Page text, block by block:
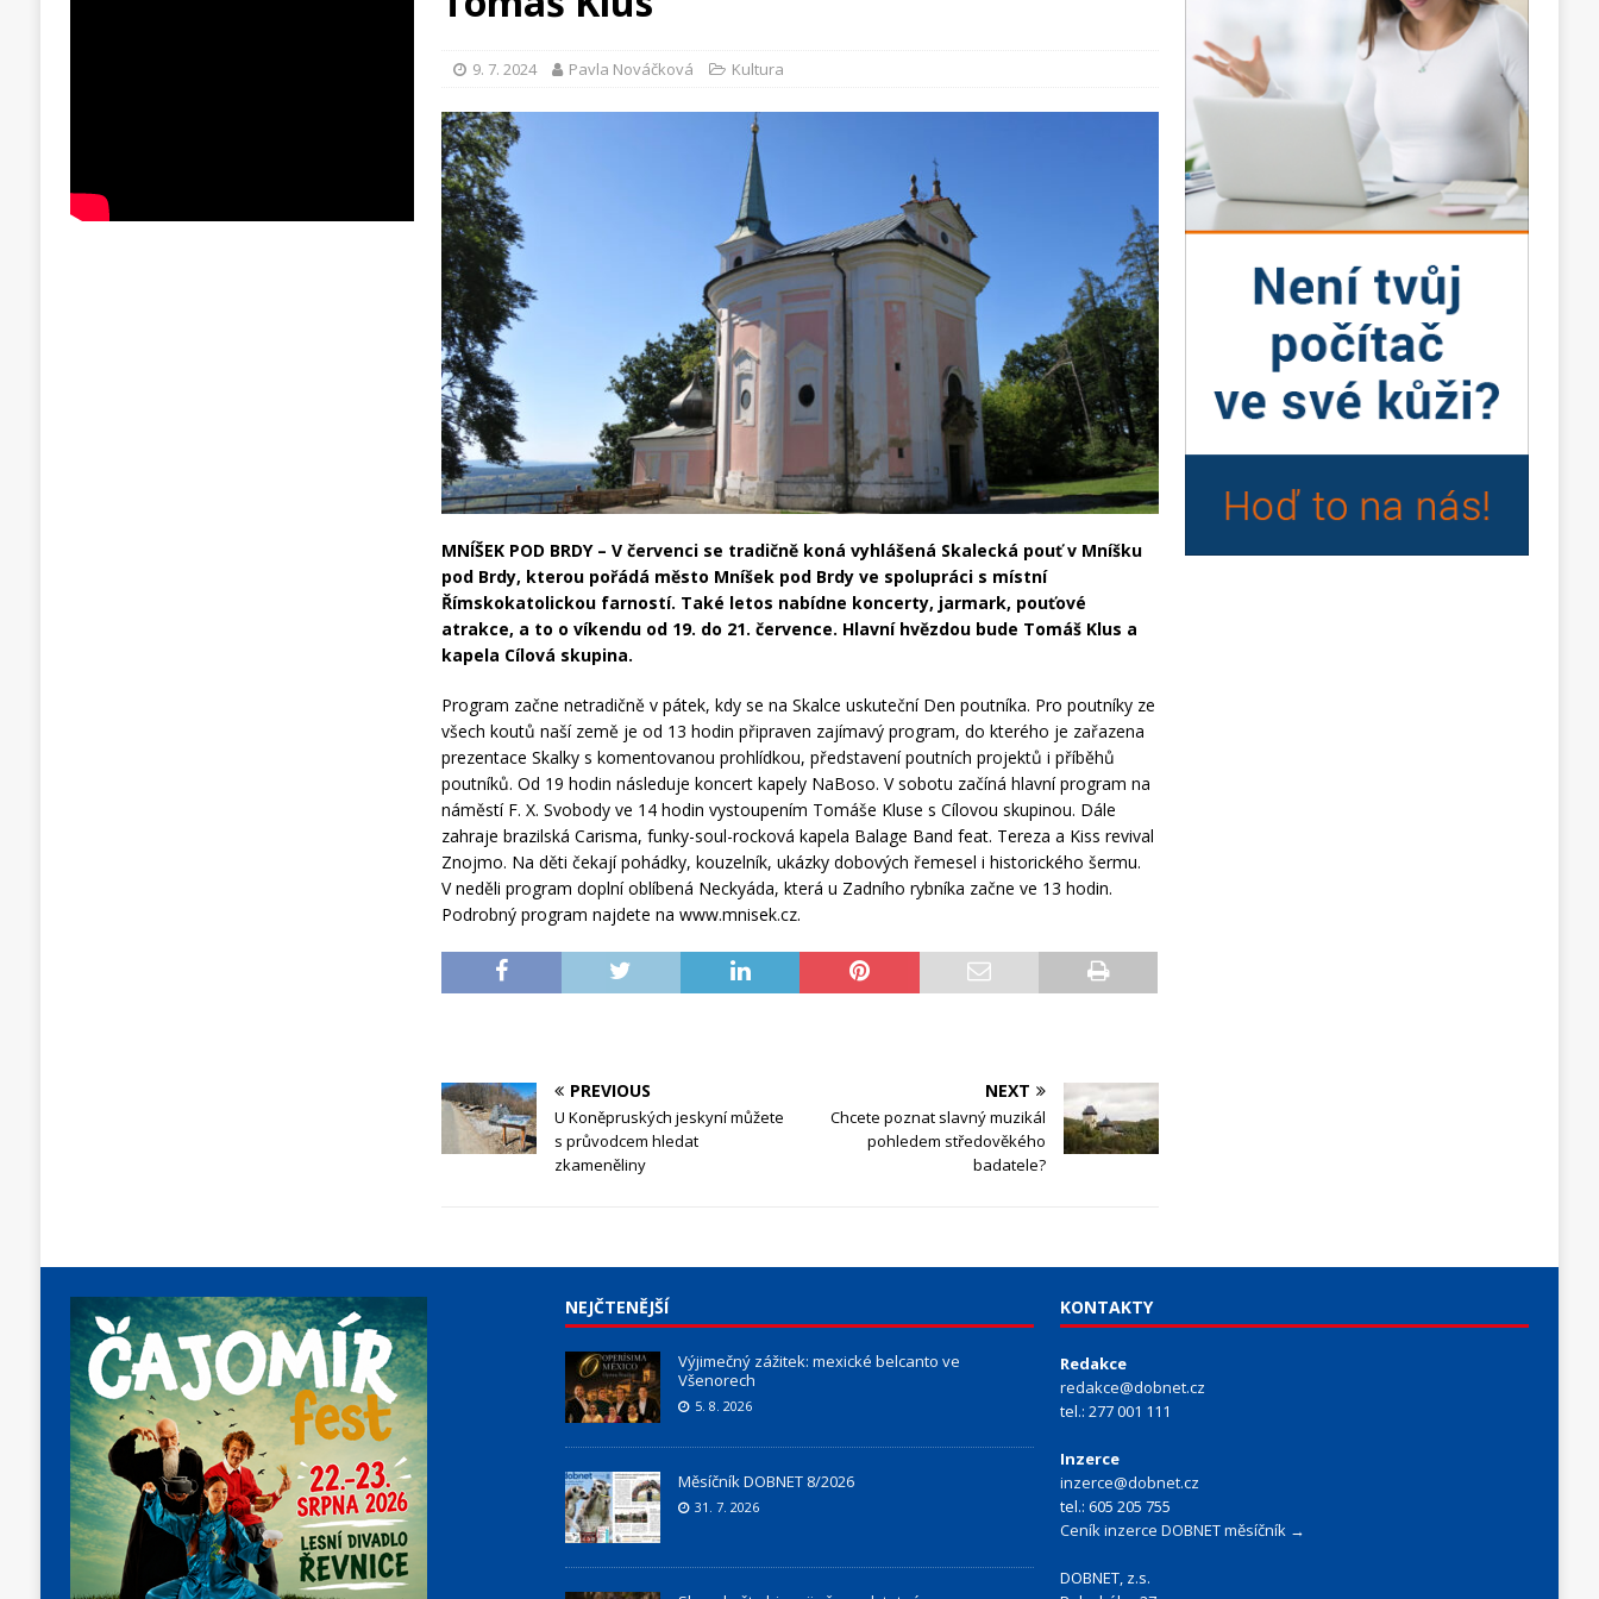
9. 7. 2024 Pavla Nováčková Kultura
MNÍŠEK POD BRDY – V červenci se tradičně koná vyhlášená Skalecká pouť v Mníšku
pod Brdy, kterou pořádá město Mníšek pod Brdy ve spolupráci s místní
Římskokatolickou farností. Také letos nabídne koncerty, jarmark, pouťové
atrakce, a to o víkendu od 19. do 21. července. Hlavní hvězdou bude Tomáš Klus a
kapela Cílová skupina.
Program začne netradičně v pátek, kdy se na Skalce uskuteční Den poutníka. Pro poutníky ze
všech koutů naší země je od 13 hodin připraven zajímavý program, do kterého je zařazena
prezentace Skalky s komentovanou prohlídkou, představení poutních projektů i příběhů
poutníků. Od 19 hodin následuje koncert kapely NaBoso. V sobotu začíná hlavní program na
náměstí F. X. Svobody ve 14 hodin vystoupením Tomáše Kluse s Cílovou skupinou. Dále
zahraje brazilská Carisma, funky-soul-rocková kapela Balage Band feat. Tereza a Kiss revival
Znojmo. Na děti čekají pohádky, kouzelník, ukázky dobových řemesel i historického šermu.
V neděli program doplní oblíbená Neckyáda, která u Zadního rybníka začne ve 13 hodin.
Podrobný program najdete na www.mnisek.cz.
PREVIOUS
U Koněpruských jeskyní můžete
s průvodcem hledat
zkameněliny
NEXT
Chcete poznat slavný muzikál
pohledem středověkého
badatele?
NEJČTENĚJŠÍ
Výjimečný zážitek: mexické belcanto ve
Všenorech
5. 8. 2026
Měsíčník DOBNET 8/2026
31. 7. 2026
KONTAKTY
Redakce
redakce@dobnet.cz
tel.: 277 001 111
Inzerce
inzerce@dobnet.cz
tel.: 605 205 755
Ceník inzerce DOBNET měsíčník →
DOBNET, z.s.